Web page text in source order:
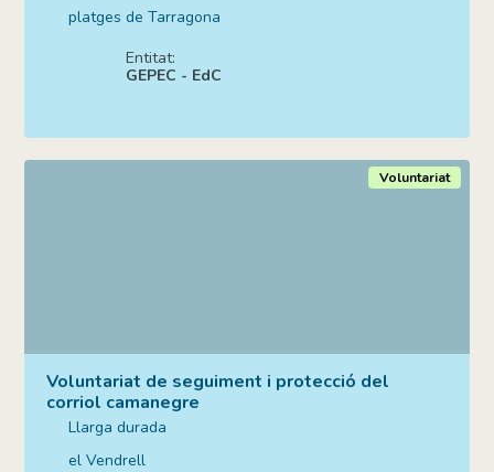
platges de Tarragona
Entitat:
GEPEC - EdC
Voluntariat de seguiment i protecció del
corriol camanegre
Llarga durada
el Vendrell
Voluntariat